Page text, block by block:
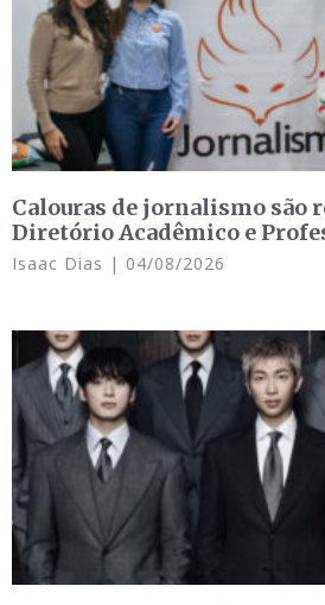
Calouras de jornalismo são
Diretório Acadêmico e
Isaac Dias 04/08/2026